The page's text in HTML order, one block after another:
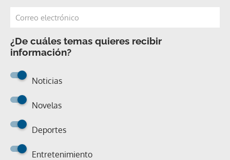
¿De cuáles temas quieres recibir
información?
Noticias
Novelas
Deportes
Entretenimiento